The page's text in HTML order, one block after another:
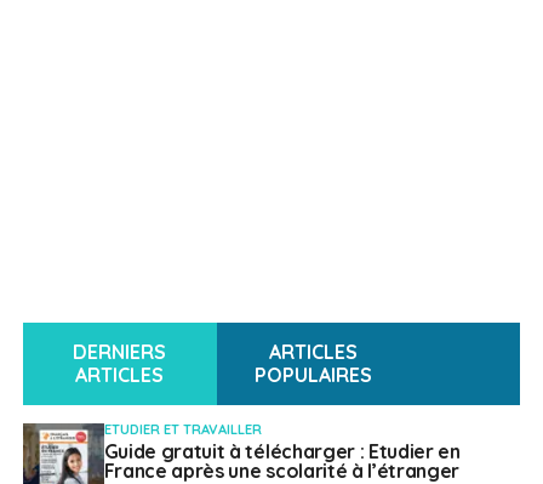
DERNIERS
ARTICLES
ARTICLES
POPULAIRES
ETUDIER ET TRAVAILLER
Guide gratuit à télécharger : Etudier en
France après une scolarité à l’étranger